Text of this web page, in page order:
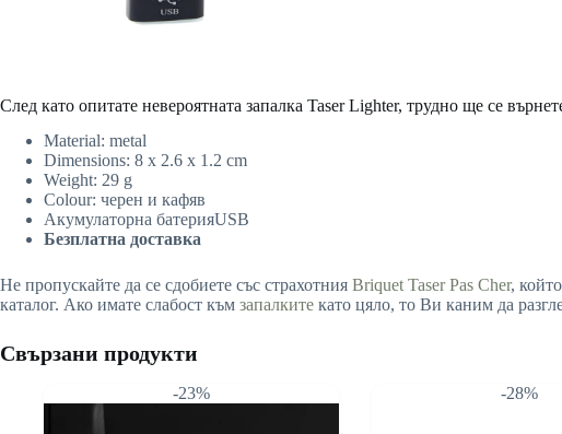
След като опитате невероятната запалка Taser Lighter, трудно ще се
Material: metal
Dimensions: 8 x 2.6 x 1.2 cm
Weight: 29 g
Colour: черен и кафяв
Акумулаторна батерияUSB
Безплатна доставка
Не пропускайте да се сдобиете със страхотния Briquet Taser Pas Cher,
каталог. Ако имате слабост към запалките като цяло, то Ви каним да
Свързани продукти
-23% -28%